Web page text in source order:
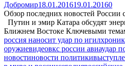
Добромир18.01.201619.01.20160
Обзор последних новостей России
Путин и эмир Катара обсудят
Ближнем Востоке Ключевыми
россия наносит удар по игил
оружиевидеовкс россии авиаудар
новостиновости политики